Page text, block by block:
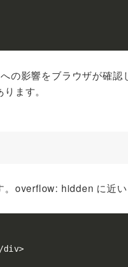
の影響をブラウザが確
ます。
overflow: hidden に近い
div>